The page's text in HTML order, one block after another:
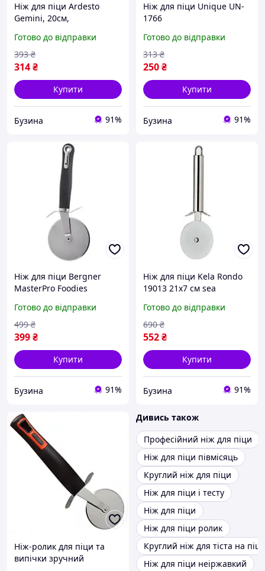
Ніж для піци Ardesto
Gemini, 20см,
пластик, сіро-коричневий
(AR2158PG)
Готово до відправки
314₴
393 ₴
Купити
Бузина 91%
Ніж для піци Unique UN-
1766
Готово до відправки
250₴
313 ₴
Купити
Бузина 91%
Ніж для піци Bergner
MasterPro Foodies
4853 newyork
Готово до відправки
399₴
499 ₴
Купити
Бузина 91%
Ніж для піци Kela Rondo
19013 21х7 см sea
Готово до відправки
552₴
690 ₴
Купити
Бузина 91%
Ніж-ролик для піци та
випічки зручний
Дивись також
Професійний ніж для піци
Ніж для піци півмісяць
Круглий ніж для піци
Ніж для піци і тесту
Ніж для піци
Ніж для піци ролик
Круглий ніж для тіста на піцу
Ніж для піци неіржавкий